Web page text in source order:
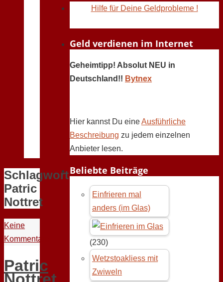
Schlagwort:
Patric
Nottret
Keine
Kommentare
Patric
Hilfe für Deine Geldprobleme !
Geld verdienen im Internet
Geheimtipp! Absolut NEU in
Deutschland!! Bytnex
Hier kannst Du eineAusführliche
Beschreibung zu jedem einzelnen
Anbieter lesen.
Beliebte Beiträge
Einfrieren mal
anders (im Glas)
(230)
Wetzstoakliess mit
Zwiweln